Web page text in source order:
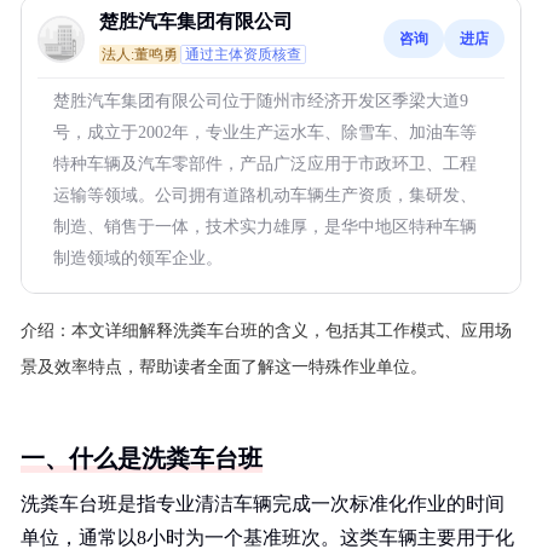
楚胜汽车集团有限公司
法人:董鸣勇 通过主体资质核查
咨询 进店
楚胜汽车集团有限公司位于随州市经济开发区季梁大道9
号，成立于2002年，专业生产运水车、除雪车、加油车等
特种车辆及汽车零部件，产品广泛应用于市政环卫、工程
运输等领域。公司拥有道路机动车辆生产资质，集研发、
制造、销售于一体，技术实力雄厚，是华中地区特种车辆
制造领域的领军企业。
介绍： 本文详细解释洗粪车台班的含义，包括其工作模式、应用场
景及效率特点，帮助读者全面了解这一特殊作业单位。
一、什么是洗粪车台班
洗粪车台班是指专业清洁车辆完成一次标准化作业的时间
单位，通常以8小时为一个基准班次。这类车辆主要用于化